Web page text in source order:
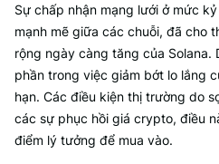
Sự chấp nhận mạng lưới ở mức
mạnh mẽ giữa các chuỗi, đã cho
rộng ngày càng tăng của Solana.
phần trong việc giảm bớt lo lắng
hạn. Các điều kiện thị trường do
các sự phục hồi giá crypto, điều
điểm lý tưởng để mua vào.